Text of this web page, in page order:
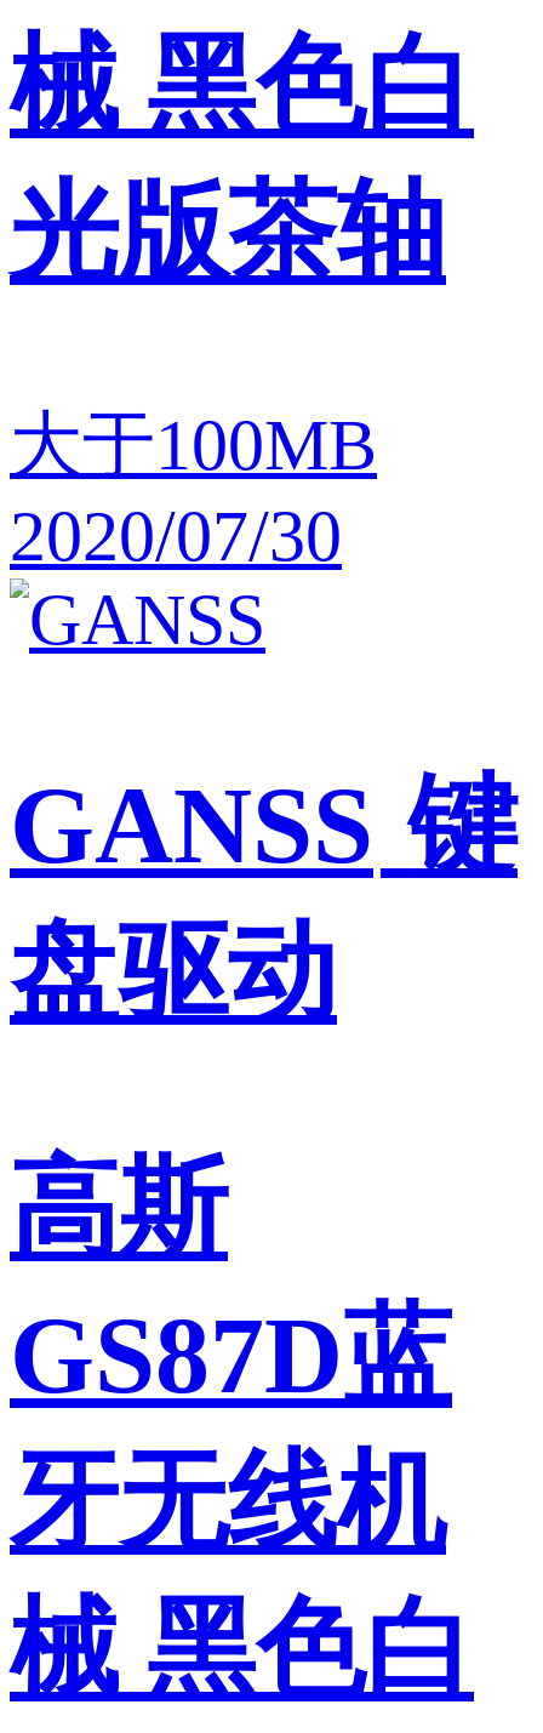
械 黑色白
光版茶轴
大于100MB
2020/07/30
GANSS 键
盘驱动
高斯
GS87D蓝
牙无线机
械 黑色白